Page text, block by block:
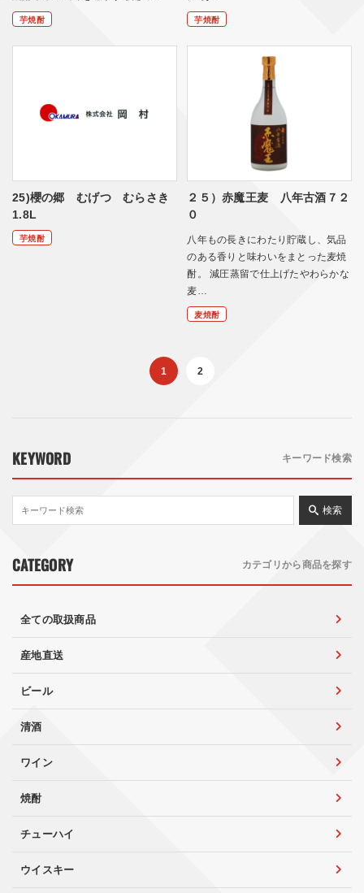
芋焼酎 芋焼酎
25)櫻の郷 むげつ むらさき
1.8L
芋焼酎
２５）赤魔王麦 八年古酒７２
０
八年もの長きにわたり貯蔵し、気品
のある香りと味わいをまとった麦焼
酎。 減圧蒸留で仕上げたやわらかな
麦…
麦焼酎
1 2
KEYWORD キーワード検索
検索
CATEGORY カテゴリから商品を探す
全ての取扱商品
産地直送
ビール
清酒
ワイン
焼酎
チューハイ
ウイスキー